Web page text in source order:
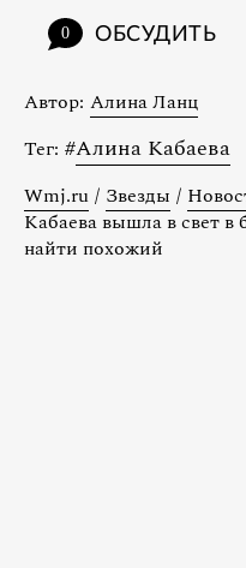
0 ОБСУДИТЬ
Автор: Алина Ланц
Тег: #Алина Кабаева
Wmj.ru / Звезды /
Кабаева вышла в свет
найти похожий